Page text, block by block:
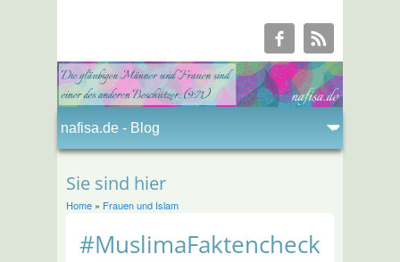
Sie sind hier
Home» Frauen und Islam
#MuslimaFaktencheck